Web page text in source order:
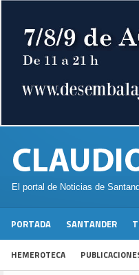
El portal de Noticias de
PORTADA SANTANDER
HEMEROTECA